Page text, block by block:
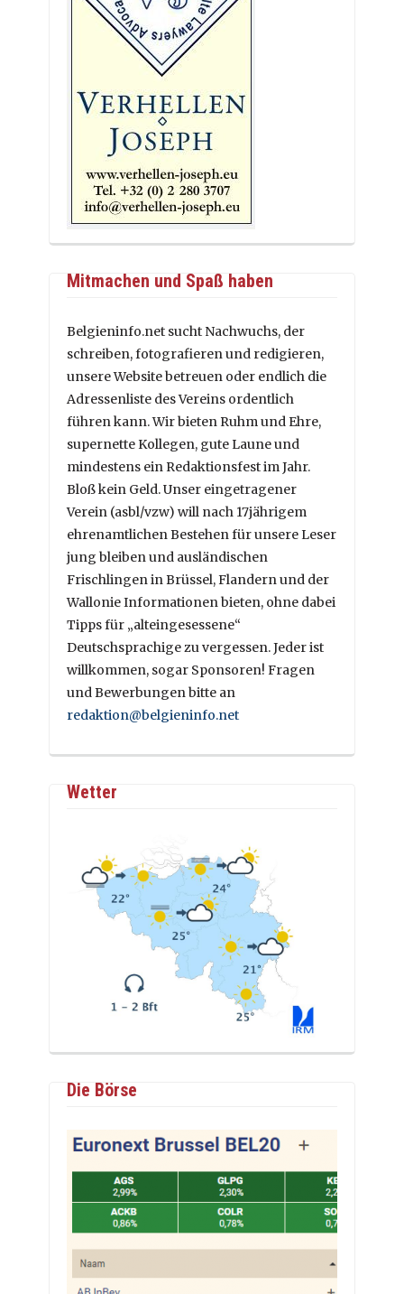
Mitmachen und Spaß haben
Belgieninfo.net sucht Nachwuchs, der
schreiben, fotografieren und redigieren,
unsere Website betreuen oder endlich die
Adressenliste des Vereins ordentlich
führen kann. Wir bieten Ruhm und Ehre,
supernette Kollegen, gute Laune und
mindestens ein Redaktionsfest im Jahr.
Bloß kein Geld. Unser eingetragener
Verein (asbl/vzw) will nach 17jährigem
ehrenamtlichen Bestehen für unsere Leser
jung bleiben und ausländischen
Frischlingen in Brüssel, Flandern und der
Wallonie Informationen bieten, ohne dabei
Tipps für „alteingesessene“
Deutschsprachige zu vergessen. Jeder ist
willkommen, sogar Sponsoren! Fragen
und Bewerbungen bitte an
redaktion@belgieninfo.net
Wetter
Die Börse